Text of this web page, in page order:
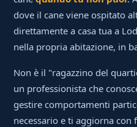
dove il cane viene ospitato
direttamente a casa tua a
nella propria abitazione, in
Non è il "ragazzino del
un professionista che
gestire comportamenti
necessario e ti aggiorna